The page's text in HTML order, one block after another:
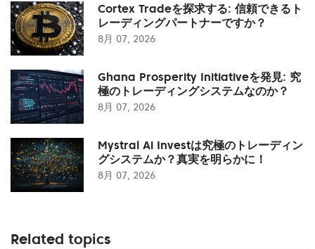
Cortex Tradeを探求する: 信頼できるト
レーディングパートナーですか？
8月 07, 2026
Ghana Prosperity Initiativeを発見: 究
極のトレーディングシステムなのか？
8月 07, 2026
Mystral Ai Investは究極のトレーディン
グシステムか？真実を明らかに！
8月 07, 2026
Related topics